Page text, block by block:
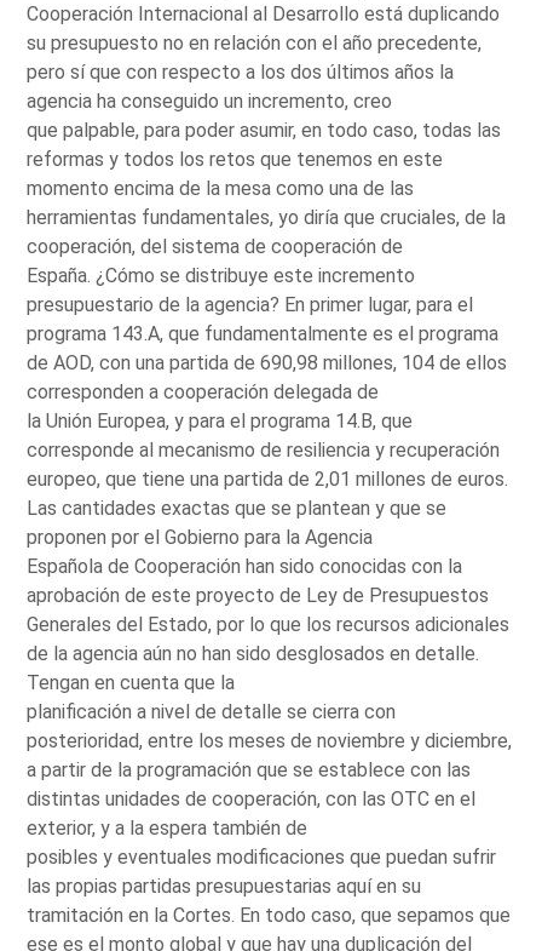
Cooperación Internacional al Desarrollo está duplicando
su presupuesto no en relación con el año precedente,
pero sí que con respecto a los dos últimos años la
agencia ha conseguido un incremento, creo
que palpable, para poder asumir, en todo caso, todas las
reformas y todos los retos que tenemos en este
momento encima de la mesa como una de las
herramientas fundamentales, yo diría que cruciales, de la
cooperación, del sistema de cooperación de
España. ¿Cómo se distribuye este incremento
presupuestario de la agencia? En primer lugar, para el
programa 143.A, que fundamentalmente es el programa
de AOD, con una partida de 690,98 millones, 104 de ellos
corresponden a cooperación delegada de
la Unión Europea, y para el programa 14.B, que
corresponde al mecanismo de resiliencia y recuperación
europeo, que tiene una partida de 2,01 millones de euros.
Las cantidades exactas que se plantean y que se
proponen por el Gobierno para la Agencia
Española de Cooperación han sido conocidas con la
aprobación de este proyecto de Ley de Presupuestos
Generales del Estado, por lo que los recursos adicionales
de la agencia aún no han sido desglosados en detalle.
Tengan en cuenta que la
planificación a nivel de detalle se cierra con
posterioridad, entre los meses de noviembre y diciembre,
a partir de la programación que se establece con las
distintas unidades de cooperación, con las OTC en el
exterior, y a la espera también de
posibles y eventuales modificaciones que puedan sufrir
las propias partidas presupuestarias aquí en su
tramitación en la Cortes. En todo caso, que sepamos que
ese es el monto global y que hay una duplicación del